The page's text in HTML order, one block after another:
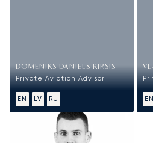
DOMENIKS DANIELS KIRSIS
Private Aviation Advisor
EN LV RU EN